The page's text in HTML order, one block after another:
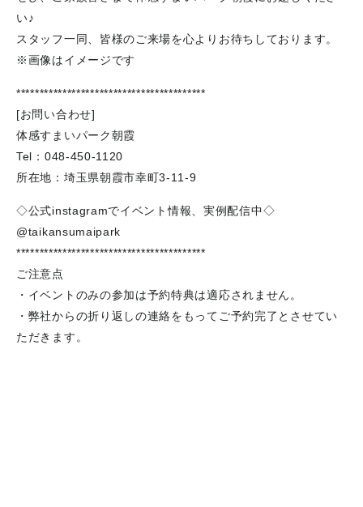
い♪
スタッフ一同、皆様のご来場を心よりお待ちしております。
※画像はイメージです
*****************************************
[お問い合わせ]
体感すまいパーク朝霞
Tel：048-450-1120
所在地：埼玉県朝霞市幸町3-11-9
◇公式instagramでイベント情報、実例配信中◇
@taikansumaipark
*****************************************
ご注意点
・イベントのみの参加は予約特典は適応されません。
・弊社からの折り返しの連絡をもってご予約完了とさせてい
ただきます。